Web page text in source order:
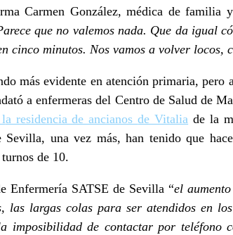
Carmen González, médica de familia
que no valemos nada. Que da igual
cinco minutos. Nos vamos a volver locos,
más evidente en atención primaria,
a enfermeras del Centro de Salud de
a residencia de ancianosde Vitalia de la
una vez más, han tenido que
de 10.
Enfermería SATSE de Sevilla “el
las largas colas para ser atendidos en
imposibilidad de contactar por teléfono